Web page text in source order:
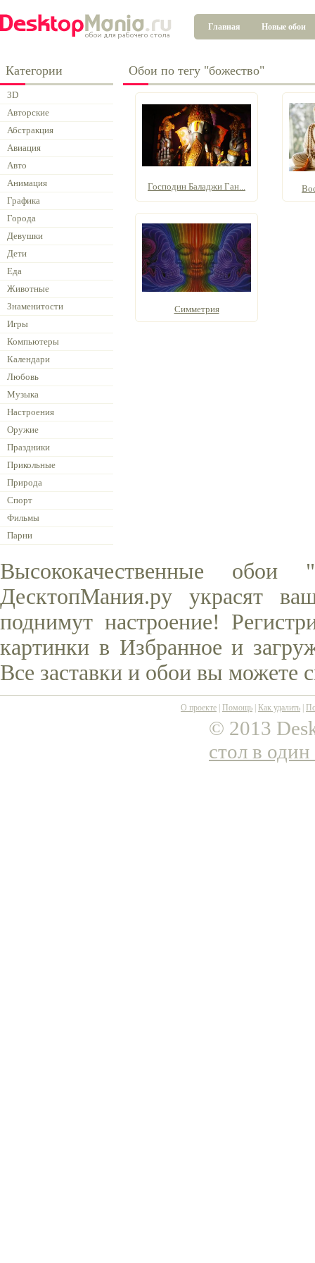
Главная Новые обои
Категории
3D
Авторские
Абстракция
Авиация
Авто
Анимация
Графика
Города
Девушки
Дети
Еда
Животные
Знаменитости
Игры
Компьютеры
Календари
Любовь
Музыка
Настроения
Оружие
Праздники
Прикольные
Природа
Спорт
Фильмы
Парни
Обои по тегу "божество"
Господин Баладжи Ган...
Симметрия
Высококачественные
ДесктопМания.ру украсят
поднимут настроение!
картинки в Избранное и
Все заставки и обои вы можете
О проекте Помощь Как удалить
© 2013
стол в